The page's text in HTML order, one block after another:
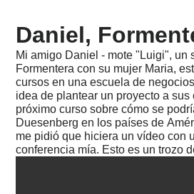
los
Rollings
y
mas
estrellas,
Soave
2000
-
2002
-
Mudanza,
Daniel,
Mi amigo Daniel - mote "Luigi", un
Formentera con su mujer Maria,
cursos en una escuela de
idea de plantear un proyecto a sus
próximo curso sobre cómo se
Duesenberg en los países de
me pidió que hiciera un vídeo con
conferencia mía. Esto es un trozo